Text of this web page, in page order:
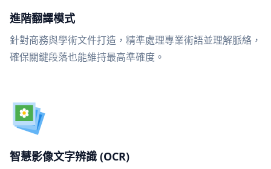
進階翻譯模式
針對商務與學術文件打造，精準處理專業術語並理解脈絡，
確保關鍵段落也能維持最高準確度。
智慧影像文字辨識 (OCR)